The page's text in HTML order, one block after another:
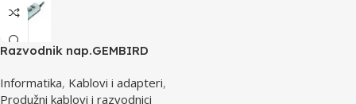
Razvodnik nap.GEMBIRD
prekidac, 4,5m, osigurač,
prenaponska zaštita
Informatika, Kablovi i adapteri,
Produžni kablovi i razvodnici